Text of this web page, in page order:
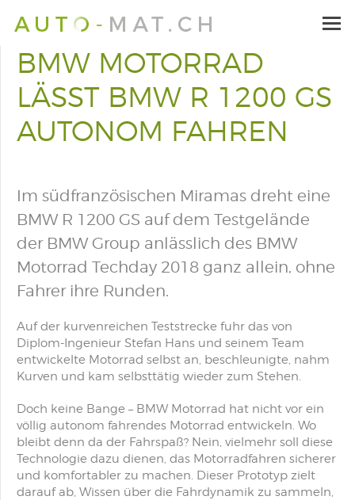
BMW MOTORRAD
LÄSST BMW R 1200 GS
AUTONOM FAHREN
Im südfranzösischen Miramas dreht eine
BMW R 1200 GS auf dem Testgelände
der BMW Group anlässlich des BMW
Motorrad Techday 2018 ganz allein, ohne
Fahrer ihre Runden.
Auf der kurvenreichen Teststrecke fuhr das von
Diplom-Ingenieur Stefan Hans und seinem Team
entwickelte Motorrad selbst an, beschleunigte, nahm
Kurven und kam selbsttätig wieder zum Stehen.
Doch keine Bange – BMW Motorrad hat nicht vor ein
völlig autonom fahrendes Motorrad entwickeln. Wo
bleibt denn da der Fahrspaß? Nein, vielmehr soll diese
Technologie dazu dienen, das Motorradfahren sicherer
und komfortabler zu machen. Dieser Prototyp zielt
darauf ab, Wissen über die Fahrdynamik zu sammeln,